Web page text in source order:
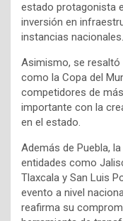
estado protagonista
inversión en
instancias nacionales.
Asimismo, se
como la Copa del
competidores de
importante con la
en el estado.
Además de Puebla,
entidades como
Tlaxcala y San Luis
evento a nivel
reafirma su